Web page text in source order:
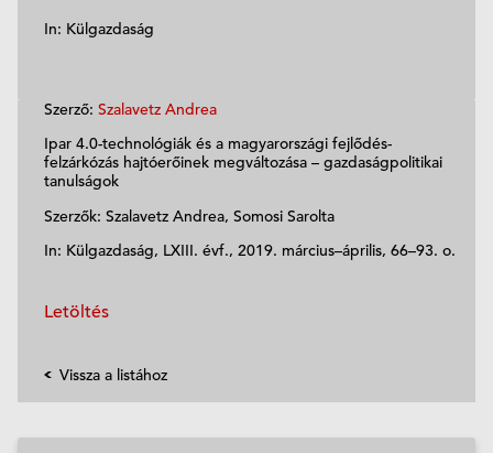
In: Külgazdaság
Szerző: Szalavetz Andrea
Ipar 4.0-technológiák és a magyarországi fejlődés-
felzárkózás hajtóerőinek megváltozása – gazdaságpolitikai
tanulságok
Szerzők: Szalavetz Andrea, Somosi Sarolta
In: Külgazdaság, LXIII. évf., 2019. március–április, 66–93. o.
Letöltés
Vissza a listához